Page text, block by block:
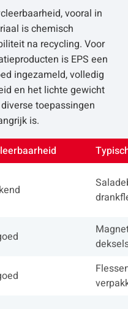
vooral in
is chemisch
na recycling. Voor
is EPS een
ingezameld, volledig
en het lichte gewicht
toepassingen
is.